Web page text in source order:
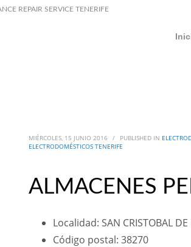
REPAIR SERVICE TENERIFE
MIÉRCOLES, 15 JUNIO 2016 / PUBLISHED IN
ELECTRODOMÉSTICOS TENERIFE
ALMACENES
Localidad: SAN CRISTOBAL DE
Código postal: 38270